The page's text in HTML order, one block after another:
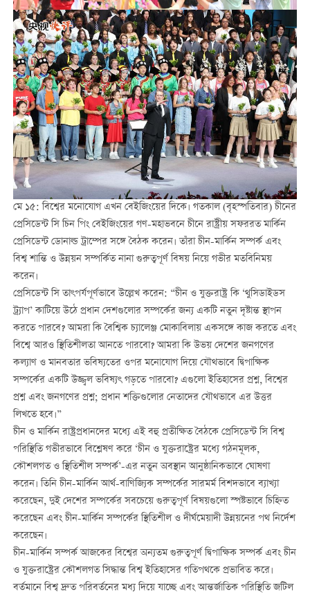
মে ১৫: বিশ্বের মনোযোগ এখন বেইজিংয়ের দিকে। গতকাল (বৃহস্পতিবার) চীনের
প্রেসিডেন্ট সি চিন পিং বেইজিংয়ের গণ-মহাভবনে চীনে রাষ্ট্রীয় সফররত মার্কিন
প্রেসিডেন্ট ডোনাল্ড ট্রাম্পের সঙ্গে বৈঠক করেন। তাঁরা চীন-মার্কিন সম্পর্ক এবং
বিশ্ব শান্তি ও উন্নয়ন সম্পর্কিত নানা গুরুত্বপূর্ণ বিষয় নিয়ে গভীর মতবিনিময়
করেন।
প্রেসিডেন্ট সি তাৎপর্যপূর্ণভাবে উল্লেখ করেন: “চীন ও যুক্তরাষ্ট্র কি ‘থুসিডাইডস
ট্র্যাপ’ কাটিয়ে উঠে প্রধান দেশগুলোর সম্পর্কের জন্য একটি নতুন দৃষ্টান্ত স্থাপন
করতে পারবে? আমরা কি বৈশ্বিক চ্যালেঞ্জ মোকাবিলায় একসঙ্গে কাজ করতে এবং
বিশ্বে আরও স্থিতিশীলতা আনতে পারবো? আমরা কি উভয় দেশের জনগণের
কল্যাণ ও মানবতার ভবিষ্যতের ওপর মনোযোগ দিয়ে যৌথভাবে দ্বিপাক্ষিক
সম্পর্কের একটি উজ্জ্বল ভবিষ্যৎ গড়তে পারবো? এগুলো ইতিহাসের প্রশ্ন, বিশ্বের
প্রশ্ন এবং জনগণের প্রশ্ন; প্রধান শক্তিগুলোর নেতাদের যৌথভাবে এর উত্তর
লিখতে হবে।”
চীন ও মার্কিন রাষ্ট্রপ্রধানদের মধ্যে এই বহু প্রতীক্ষিত বৈঠকে প্রেসিডেন্ট সি বিশ্ব
পরিস্থিতি গভীরভাবে বিশ্লেষণ করে ‘চীন ও যুক্তরাষ্ট্রের মধ্যে গঠনমূলক,
কৌশলগত ও স্থিতিশীল সম্পর্ক’-এর নতুন অবস্থান আনুষ্ঠানিকভাবে ঘোষণা
করেন। তিনি চীন-মার্কিন আর্থ-বাণিজ্যিক সম্পর্কের সারমর্ম বিশদভাবে ব্যাখ্যা
করেছেন, দুই দেশের সম্পর্কের সবচেয়ে গুরুত্বপূর্ণ বিষয়গুলো স্পষ্টভাবে চিহ্নিত
করেছেন এবং চীন-মার্কিন সম্পর্কের স্থিতিশীল ও দীর্ঘমেয়াদী উন্নয়নের পথ নির্দেশ
করেছেন।
চীন-মার্কিন সম্পর্ক আজকের বিশ্বের অন্যতম গুরুত্বপূর্ণ দ্বিপাক্ষিক সম্পর্ক এবং চীন
ও যুক্তরাষ্ট্রের কৌশলগত সিদ্ধান্ত বিশ্ব ইতিহাসের গতিপথকে প্রভাবিত করে।
বর্তমানে বিশ্ব দ্রুত পরিবর্তনের মধ্য দিয়ে যাচ্ছে এবং আন্তর্জাতিক পরিস্থিতি জটিল